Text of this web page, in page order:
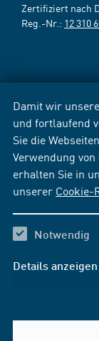
Damit wir
und fortlaufend
Sie die
Verwendung
erhalten Sie in
unserer Cookie-
Notwendig
Details anzeigen
Zertifiziert nach
Reg.-Nr.: 12 310